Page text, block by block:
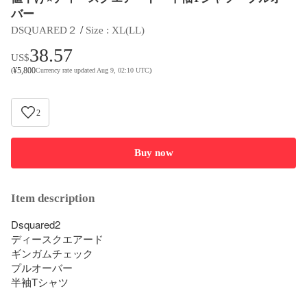
バー
DSQUARED２ / Size : XL(LL)
US$38.57
(¥5,800Currency rate updated Aug 9, 02:10 UTC)
2
Buy now
Item description
Dsquared2
ディースクエアード
ギンガムチェック
プルオーバー
半袖Tシャツ